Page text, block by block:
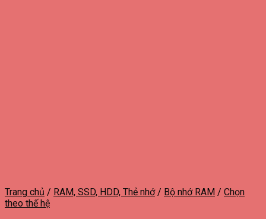
Trang chủ / RAM, SSD, HDD, Thẻ nhớ / Bộ nhớ RAM / Chọn
theo thế hệ